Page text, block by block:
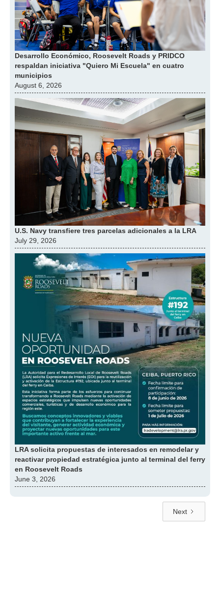
Desarrollo Económico, Roosevelt Roads y PRIDCO
respaldan iniciativa "Quiero Mi Escuela" en cuatro
municipios
August 6, 2026
U.S. Navy transfiere tres parcelas adicionales a la LRA
July 29, 2026
LRA solicita propuestas de interesados en remodelar y
reactivar propiedad estratégica junto al terminal del ferry
en Roosevelt Roads
June 3, 2026
Next